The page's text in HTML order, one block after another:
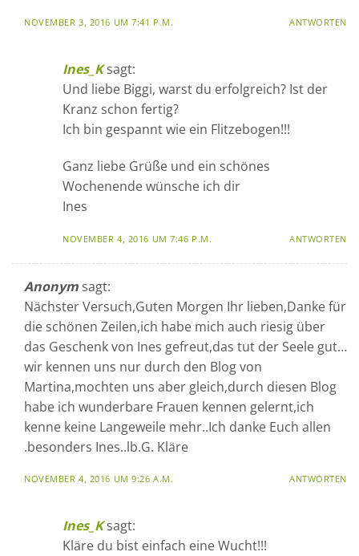
NOVEMBER 3, 2016 UM 7:41 P.M. ANTWORTEN
Ines_K sagt:
Und liebe Biggi, warst du erfolgreich? Ist der
Kranz schon fertig?
Ich bin gespannt wie ein Flitzebogen!!!
Ganz liebe Grüße und ein schönes
Wochenende wünsche ich dir
Ines
NOVEMBER 4, 2016 UM 7:46 P.M. ANTWORTEN
Anonym sagt:
Nächster Versuch,Guten Morgen Ihr lieben,Danke für
die schönen Zeilen,ich habe mich auch riesig über
das Geschenk von Ines gefreut,das tut der Seele gut…
wir kennen uns nur durch den Blog von
Martina,mochten uns aber gleich,durch diesen Blog
habe ich wunderbare Frauen kennen gelernt,ich
kenne keine Langeweile mehr..Ich danke Euch allen
.besonders Ines..lb.G. Kläre
NOVEMBER 4, 2016 UM 9:26 A.M. ANTWORTEN
Ines_K sagt:
Kläre du bist einfach eine Wucht!!!